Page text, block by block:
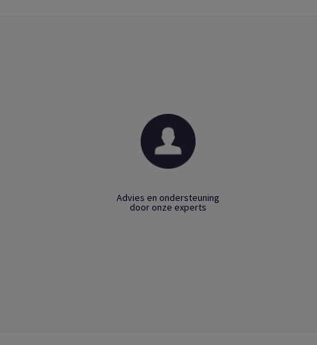
Advies en ondersteuning
door onze experts